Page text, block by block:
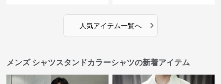
人気アイテム一覧へ ›
メンズ シャツスタンドカラーシャツの新着アイテム